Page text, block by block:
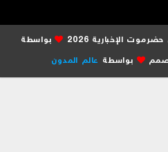
2026
بواسطة
بواسطةعالم المدون